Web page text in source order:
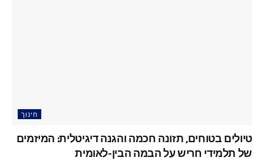
חינוך
טיולים בטוחים, תזונה חכמה והגנה דיגיטלית: המיזמים
של תלמידי חריש על הבמה הבין-לאומית